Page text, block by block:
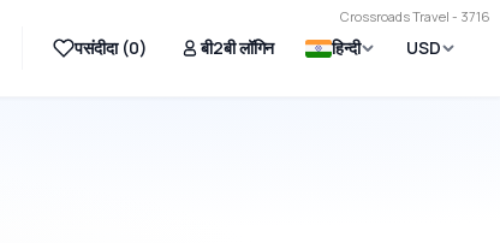
Crossroads Travel - 3716
पसंदीदा (0) बी2बी लॉगिन हिन्दी USD